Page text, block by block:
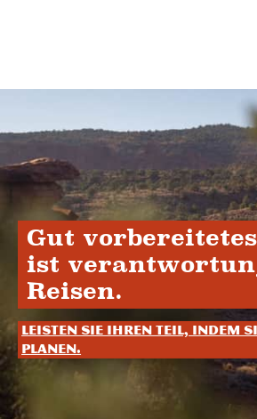
Gut
ist
Reisen.
Leisten Sie Ihren Teil, indem
planen.